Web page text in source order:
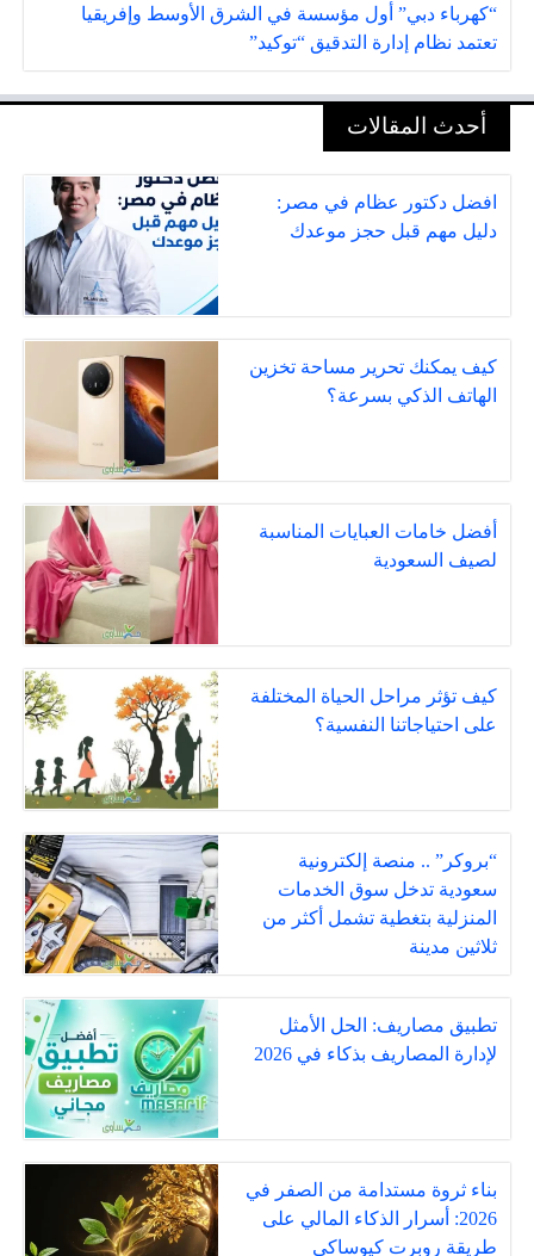
“كهرباء دبي” أول مؤسسة في الشرق الأوسط وإفريقيا
تعتمد نظام إدارة التدقيق “توكيد”
أحدث المقالات
افضل دكتور عظام في مصر:
دليل مهم قبل حجز موعدك
كيف يمكنك تحرير مساحة تخزين
الهاتف الذكي بسرعة؟
أفضل خامات العبايات المناسبة
لصيف السعودية
كيف تؤثر مراحل الحياة المختلفة
على احتياجاتنا النفسية؟
“بروكر” .. منصة إلكترونية
سعودية تدخل سوق الخدمات
المنزلية بتغطية تشمل أكثر من
ثلاثين مدينة
تطبيق مصاريف: الحل الأمثل
لإدارة المصاريف بذكاء في 2026
بناء ثروة مستدامة من الصفر في
2026: أسرار الذكاء المالي على
طريقة روبرت كيوساكي